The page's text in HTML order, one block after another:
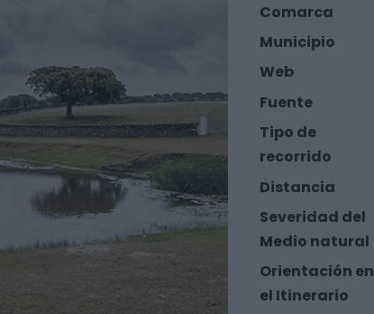
Comarca
Municipio
Web
Fuente
Tipo de
recorrido
Distancia
Severidad del
Medio natural
Orientación en
el Itinerario